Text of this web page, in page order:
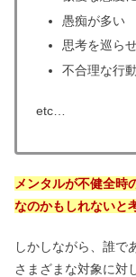
愚痴が多い
思考を巡ら
不合理な行
etc…
メンタルが不健全時
なのかもしれないと
しかしながら、誰で
さまざまな対象に対